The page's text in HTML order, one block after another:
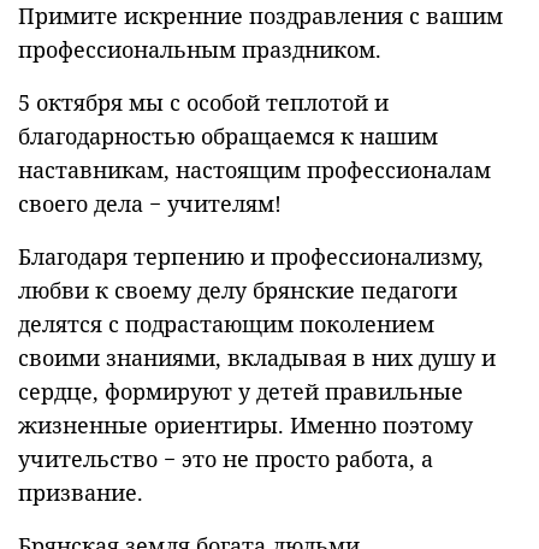
Примите искренние поздравления с вашим
профессиональным праздником.
5 октября мы с особой теплотой и
благодарностью обращаемся к нашим
наставникам, настоящим профессионалам
своего дела − учителям!
Благодаря терпению и профессионализму,
любви к своему делу брянские педагоги
делятся с подрастающим поколением
своими знаниями, вкладывая в них душу и
сердце, формируют у детей правильные
жизненные ориентиры. Именно поэтому
учительство − это не просто работа, а
призвание.